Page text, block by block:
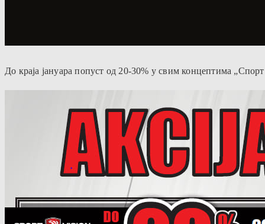
До краја јануара попуст од 20-30% у свим концептима